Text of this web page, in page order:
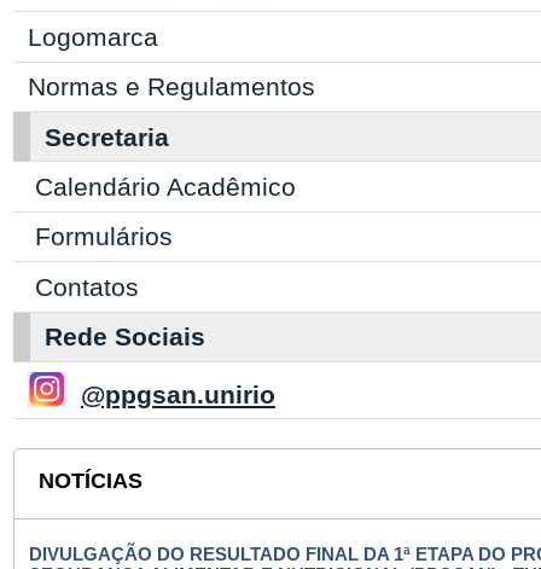
Logomarca
Normas e Regulamentos
Secretaria
Calendário Acadêmico
Formulários
Contatos
Rede Sociais
@ppgsan.unirio
NOTÍCIAS
DIVULGAÇÃO DO RESULTADO FINAL DA 1ª ETAPA DO